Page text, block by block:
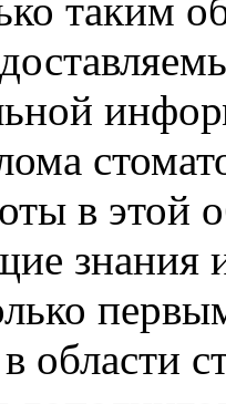
таким
в этой
области